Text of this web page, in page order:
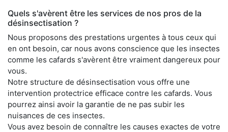
Quels s'avèrent être les services de nos pros de la
désinsectisation ?
Nous proposons des prestations urgentes à tous ceux qui
en ont besoin, car nous avons conscience que les insectes
comme les cafards s'avèrent être vraiment dangereux pour
vous.
Notre structure de désinsectisation vous offre une
intervention protectrice efficace contre les cafards. Vous
pourrez ainsi avoir la garantie de ne pas subir les
nuisances de ces insectes.
Vous avez besoin de connaître les causes exactes de votre